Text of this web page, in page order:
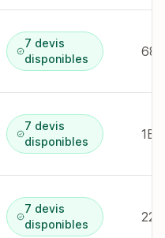
7 devis
disponibles
7 devis
disponibles
1B
7 devis
disponibles